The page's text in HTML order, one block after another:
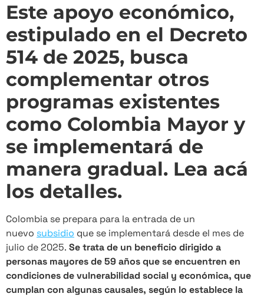
Este apoyo económico,
estipulado en el Decreto
514 de 2025, busca
complementar otros
programas existentes
como Colombia Mayor y
se implementará de
manera gradual. Lea acá
los detalles.
Colombia se prepara para la entrada de un
nuevo subsidio que se implementará desde el mes de
julio de 2025. Se trata de un beneficio dirigido a
personas mayores de 59 años que se encuentren en
condiciones de vulnerabilidad social y económica, que
cumplan con algunas causales, según lo establece la